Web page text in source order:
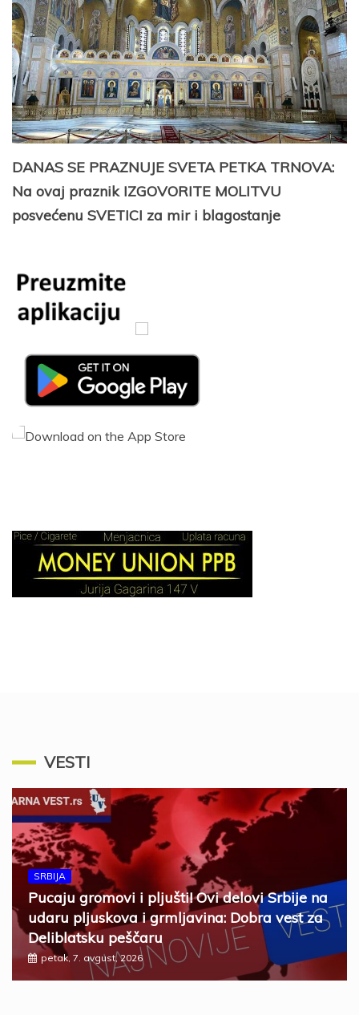
DANAS SE PRAZNUJE SVETA PETKA TRNOVA:
Na ovaj praznik IZGOVORITE MOLITVU
posvećenu SVETICI za mir i blagostanje
VESTI
SRBIJA
Pucaju gromovi i pljušti! Ovi delovi Srbije na
udaru pljuskova i grmljavina: Dobra vest za
Deliblatsku peščaru
petak, 7. avgust, 2026